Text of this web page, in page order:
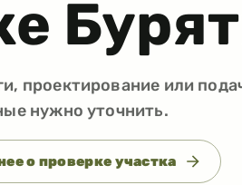
проектирование или
нужно уточнить.
о проверке участка